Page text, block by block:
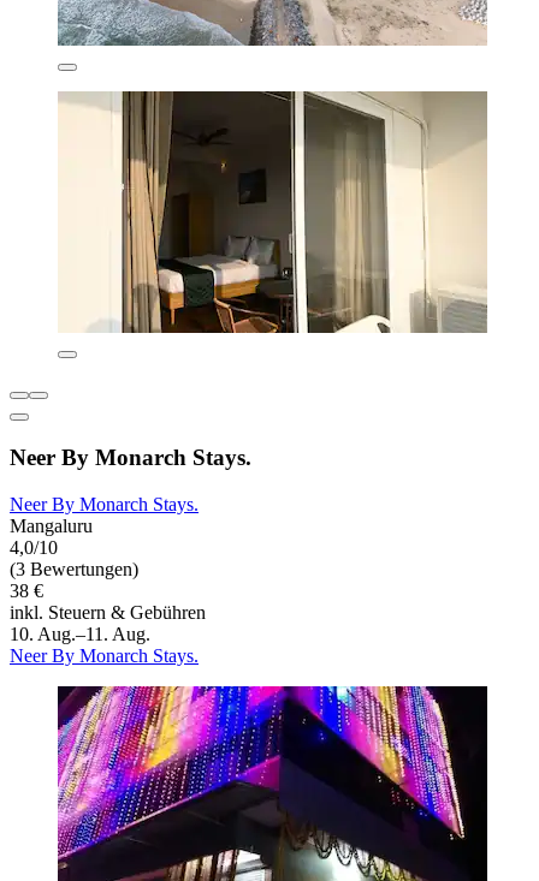
Neer By Monarch Stays.
Neer By Monarch Stays.
Mangaluru
4,0/10
(3 Bewertungen)
38 €
inkl. Steuern & Gebühren
10. Aug.–11. Aug.
Neer By Monarch Stays.